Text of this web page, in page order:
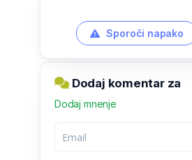
Sporoči napako
Dodaj komentar za
Dodaj mnenje